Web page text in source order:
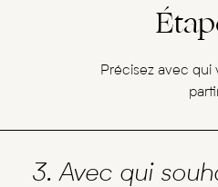
Précisez avec qui
3. Avec qui